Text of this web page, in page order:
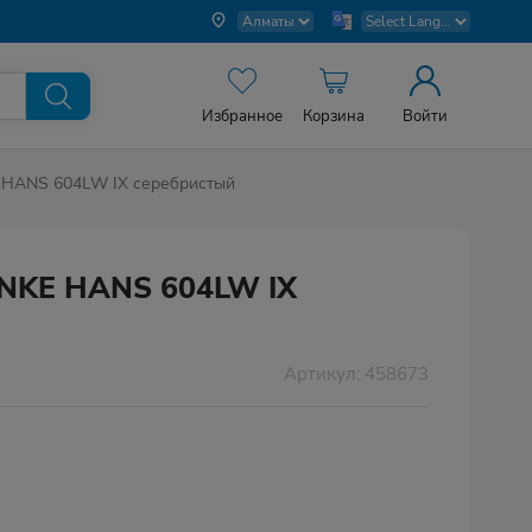
Избранное Корзина Войти
604LW IX серебристый
HANS 604LW IX
Артикул: 458673